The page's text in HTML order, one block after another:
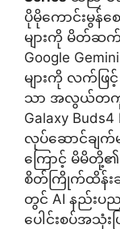
ပိုမိုကောင်းမွ
များကို မိတ်ဆက်
Google
များကို လက်ဖ
သာ အလွယ်တကူ ခို
Galaxy
လုပ်ဆောင်ချက်
ကြောင့် မိမိ
စိတ်ကြိုက်ထိန်းခ
တွင် AI နည်းပည
ပေါင်းစပ်အသုံး